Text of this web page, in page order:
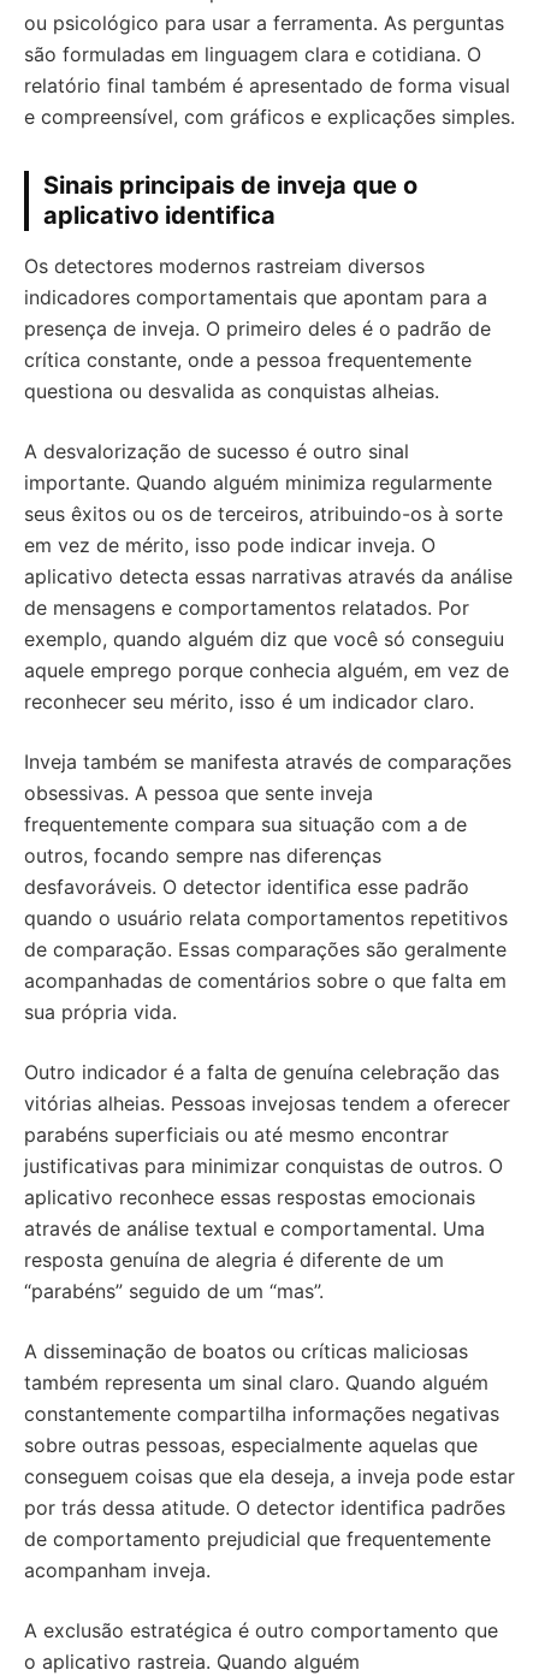
ou psicológico para usar a ferramenta. As perguntas
são formuladas em linguagem clara e cotidiana. O
relatório final também é apresentado de forma visual
e compreensível, com gráficos e explicações simples.
Sinais principais de inveja que o
aplicativo identifica
Os detectores modernos rastreiam diversos
indicadores comportamentais que apontam para a
presença de inveja. O primeiro deles é o padrão de
crítica constante, onde a pessoa frequentemente
questiona ou desvalida as conquistas alheias.
A desvalorização de sucesso é outro sinal
importante. Quando alguém minimiza regularmente
seus êxitos ou os de terceiros, atribuindo-os à sorte
em vez de mérito, isso pode indicar inveja. O
aplicativo detecta essas narrativas através da análise
de mensagens e comportamentos relatados. Por
exemplo, quando alguém diz que você só conseguiu
aquele emprego porque conhecia alguém, em vez de
reconhecer seu mérito, isso é um indicador claro.
Inveja também se manifesta através de comparações
obsessivas. A pessoa que sente inveja
frequentemente compara sua situação com a de
outros, focando sempre nas diferenças
desfavoráveis. O detector identifica esse padrão
quando o usuário relata comportamentos repetitivos
de comparação. Essas comparações são geralmente
acompanhadas de comentários sobre o que falta em
sua própria vida.
Outro indicador é a falta de genuína celebração das
vitórias alheias. Pessoas invejosas tendem a oferecer
parabéns superficiais ou até mesmo encontrar
justificativas para minimizar conquistas de outros. O
aplicativo reconhece essas respostas emocionais
através de análise textual e comportamental. Uma
resposta genuína de alegria é diferente de um
“parabéns” seguido de um “mas”.
A disseminação de boatos ou críticas maliciosas
também representa um sinal claro. Quando alguém
constantemente compartilha informações negativas
sobre outras pessoas, especialmente aquelas que
conseguem coisas que ela deseja, a inveja pode estar
por trás dessa atitude. O detector identifica padrões
de comportamento prejudicial que frequentemente
acompanham inveja.
A exclusão estratégica é outro comportamento que
o aplicativo rastreia. Quando alguém